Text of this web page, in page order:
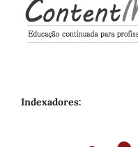
Indexadores: